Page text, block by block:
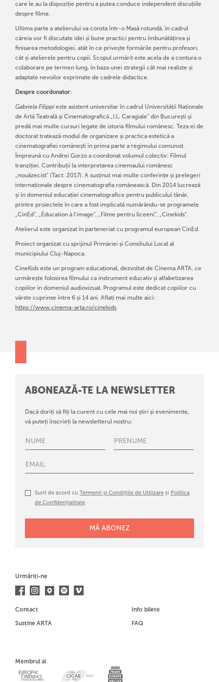
care le au la dispoziție pentru a putea conduce independent discuțiile
despre filme.
Ultima parte a atelierului va consta într-o Masă rotundă, în cadrul
căreia vor fi discutate idei și bune practici pentru îmbunătățirea și
finisarea metodologiei, atât în ce privește formările pentru profesori,
cât și atelierele pentru copii. Scopul urmărit este acela de a contura o
colaborare pe termen lung, în baza unei strategii cât mai realiste și
adaptate nevoilor exprimate de cadrele didactice.
Despre coordonator:
Gabriela Filippieste asistent universitar în cadrul Universității Naționale
de Artă Teatrală și Cinematografică „I.L. Caragiale” din București și
predă mai multe cursuri legate de istoria filmului românesc. Teza ei de
doctorat tratează modul de organizare și practica estetică a
cinematografiei românești în prima parte a regimului comunist.
Împreună cu Andrei Gorzo a coordonat volumul colectiv: Filmul
tranziției. Contribuții la interpretarea cinemaului românesc
„nouăzecist” (Tact: 2017). A susținut mai multe conferințe și prelegeri
internaționale despre cinematografia românească. Din 2014 lucrează
și în domeniul educației cinematografice pentru publicului tânăr,
printre proiectele în care a fost implicată numărându-se programele
„CinEd”, „Éducation à l’image”, „Filme pentru liceeni”, „Cinekids”.
Atelierul este organizat în parteneriat cu programul european CinEd.
Proiect organizat cu sprijinul Primăriei și Consiliului Local al
municipiului Cluj-Napoca.
CineKids este un program educațional, dezvoltat de Cinema ARTA, ce
urmărește folosirea filmului ca instrument educativ și alfabetizarea
copiilor în domeniul audiovizual. Programul este dedicat copiilor cu
vârste cuprinse între 6 și 14 ani. Aflați mai multe aici:
https://www.cinema-arta.ro/cinekids
ABONEAZĂ-TE LA NEWSLETTER
Dacă doriți să fiți la curent cu cele mai noi știri și evenimente,
vă puteți înscrieți la newsletterul nostru:
Sunt de acord cu Termenii și Condițiile de Utilizareși Politica
de Confidențialitate
Urmăriți-ne
Contact
Susține ARTA
Info bilete
FAQ
Membrul al